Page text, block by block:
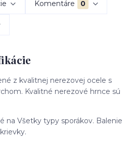
Komentáre 0
z kvalitnej nerezovej ocele s
Kvalitné nerezové hrnce sú
na Všetky typy sporákov. Balenie